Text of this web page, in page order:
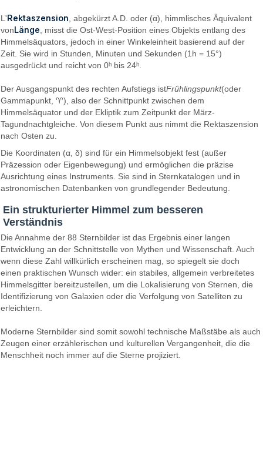
L'Rektaszension , abgekürzt A.D. oder (α), himmlisches Äquivalent
vonLänge , misst die Ost-West-Position eines Objekts entlang des
Himmelsäquators, jedoch in einer Winkeleinheit basierend auf der
Zeit. Sie wird in Stunden, Minuten und Sekunden (1h = 15°)
ausgedrückt und reicht von 0ʰ bis 24ʰ.
Der Ausgangspunkt des rechten Aufstiegs istFrühlingspunkt(oder
Gammapunkt, ♈︎), also der Schnittpunkt zwischen dem
Himmelsäquator und der Ekliptik zum Zeitpunkt der März-
Tagundnachtgleiche. Von diesem Punkt aus nimmt die Rektaszension
nach Osten zu.
Die Koordinaten (α, δ) sind für ein Himmelsobjekt fest (außer
Präzession oder Eigenbewegung) und ermöglichen die präzise
Ausrichtung eines Instruments. Sie sind in Sternkatalogen und in
astronomischen Datenbanken von grundlegender Bedeutung.
Ein strukturierter Himmel zum besseren
Verständnis
Die Annahme der 88 Sternbilder ist das Ergebnis einer langen
Entwicklung an der Schnittstelle von Mythen und Wissenschaft. Auch
wenn diese Zahl willkürlich erscheinen mag, so spiegelt sie doch
einen praktischen Wunsch wider: ein stabiles, allgemein verbreitetes
Himmelsgitter bereitzustellen, um die Lokalisierung von Sternen, die
Identifizierung von Galaxien oder die Verfolgung von Satelliten zu
erleichtern.
Moderne Sternbilder sind somit sowohl technische Maßstäbe als auch
Zeugen einer erzählerischen und kulturellen Vergangenheit, die die
Menschheit noch immer auf die Sterne projiziert.